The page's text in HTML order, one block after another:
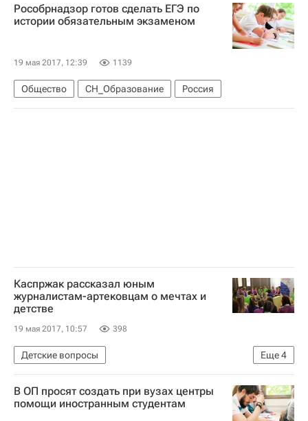
Рособрнадзор готов сделать ЕГЭ по
истории обязательным экзаменом
19 мая 2017, 12:39 1139
Общество СН_Образование Россия
Каспржак рассказал юным
журналистам-артековцам о мечтах и
детстве
19 мая 2017, 10:57 398
Еще4
Детские вопросы
Взрослые и дети в медиа кампусе МИА "Россия сегодня" в "Артеке"
Артек
Алексей Каспржак Россия
В ОП просят создать при вузах центры
помощи иностранным студентам